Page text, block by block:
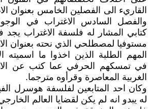
القاريء الى الفصلين الخامس بعنوان
والفصل السادس الاغتراب في
كتابي المشار له فلسفة الاغتراب يجد
مستوفيا لمصطلحي الذي نحته بعنوان
المهم الطلبة الذين اخذوا ما اسميته
في تمسكهم الحرفي عما كتب عن
الغربية المعاصرة وقرأوه مترجما.
وكان احد المتابعين لفلسفة هوسرل
له يبدو انه لم يكن لقضايا العالم